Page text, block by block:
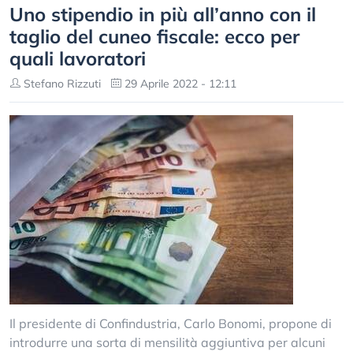
Uno stipendio in più all’anno con il
taglio del cuneo fiscale: ecco per
quali lavoratori
Stefano Rizzuti 29 Aprile 2022 - 12:11
Il presidente di Confindustria, Carlo Bonomi, propone di
introdurre una sorta di mensilità aggiuntiva per alcuni